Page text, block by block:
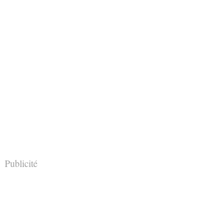
Publicité